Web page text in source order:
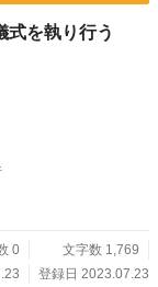
式を執り行う
0
文字数 1,769
登録日 2023.07.23